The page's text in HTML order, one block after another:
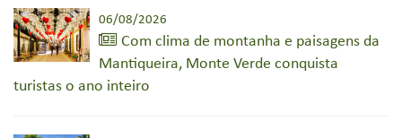
06/08/2026
Com clima de montanha e paisagens da
Mantiqueira, Monte Verde conquista
turistas o ano inteiro